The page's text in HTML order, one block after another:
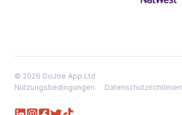
© 2026 GoJoe App Ltd
Nutzungsbedingungen
Datenschutzrichtlinien